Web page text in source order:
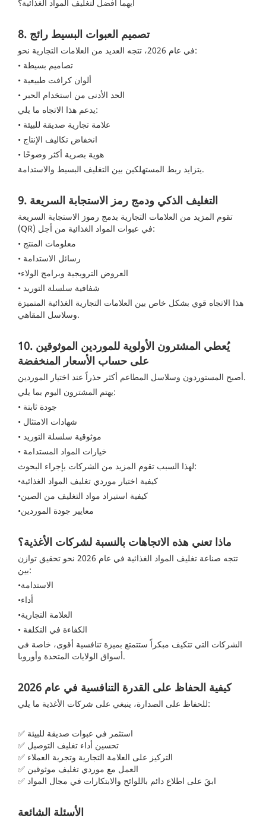
أيهما أفضل لتغليف المواد الغذائية؟
8. تصميم العبوات البسيط رائج
في عام 2026، تتجه العديد من العلامات التجارية نحو:
• تصاميم بسيطة
• ألوان كرافت طبيعية
• الحد الأدنى من استخدام الحبر
يدعم هذا الاتجاه ما يلي:
• علامة تجارية صديقة للبيئة
• انخفاض تكاليف الإنتاج
• هوية بصرية أكثر وضوحًا
يتزايد ربط المستهلكين بين التغليف البسيط والاستدامة.
9. التغليف الذكي ودمج رمز الاستجابة السريعة
تقوم المزيد من العلامات التجارية بدمج رموز الاستجابة السريعة
(QR) في عبوات المواد الغذائية من أجل:
• معلومات المنتج
• رسائل الاستدامة
•العروض الترويجية وبرامج الولاء
• شفافية سلسلة التوريد
هذا الاتجاه قوي بشكل خاص بين العلامات التجارية الغذائية المتميزة
وسلاسل المقاهي.
10. يُعطي المشترون الأولوية للموردين الموثوقين
على حساب الأسعار المنخفضة
أصبح المستوردون وسلاسل المطاعم أكثر حذراً عند اختيار الموردين.
يهتم المشترون اليوم بما يلي:
• جودة ثابتة
• شهادات الامتثال
• موثوقية سلسلة التوريد
• خيارات المواد المستدامة
لهذا السبب تقوم المزيد من الشركات بإجراء البحوث:
•كيفية اختيار موردي تغليف المواد الغذائية
•كيفية استيراد مواد التغليف من الصين
•معايير جودة الموردين
ماذا تعني هذه الاتجاهات بالنسبة لشركات الأغذية؟
تتجه صناعة تغليف المواد الغذائية في عام 2026 نحو تحقيق توازن
بين:
•الاستدامة
•أداء
•العلامة التجارية
• الكفاءة في التكلفة
الشركات التي تتكيف مبكراً ستتمتع بميزة تنافسية أقوى، خاصة في
أسواق الولايات المتحدة وأوروبا.
كيفية الحفاظ على القدرة التنافسية في عام 2026
للحفاظ على الصدارة، ينبغي على شركات الأغذية ما يلي:
✅ استثمر في عبوات صديقة للبيئة
✅ تحسين أداء تغليف التوصيل
✅ التركيز على العلامة التجارية وتجربة العملاء
✅ العمل مع موردي تغليف موثوقين
✅ ابقَ على اطلاع دائم باللوائح والابتكارات في مجال المواد
الأسئلة الشائعة